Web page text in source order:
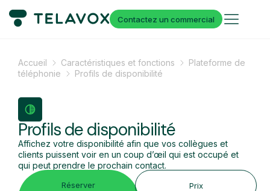
Contactez un commercial
Accueil Caractéristiques et fonctions
Plateforme de
téléphonie
Profils de disponibilité
Profils de disponibilité
Affichez votre disponibilité afin que vos collègues et
clients puissent voir en un coup d’œil qui est occupé et
qui peut prendre le prochain contact.
Réserver
Prix